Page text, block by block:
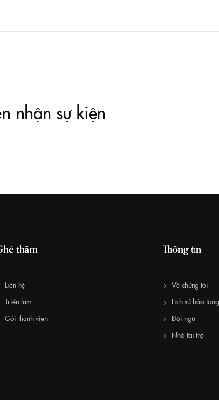
nhận sự kiện
thăm
Liên hệ
Triển lãm
Gói thành viên
Thông tin
Về chúng tôi
Lịch sử bảo tàng
Đội ngũ
Nhà tài trợ